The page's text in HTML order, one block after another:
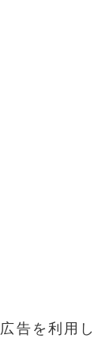
告を利用し